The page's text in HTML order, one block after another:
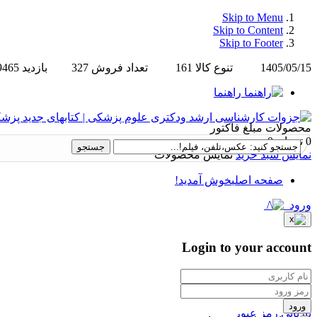
Skip to Menu
Skip to Content
Skip to Footer
1405/05/15 تنوع کالا 161 تعداد فروش 327 بازدید
راهنما
محصولات مبلغ فاکتور
0 تومان
0
نمایش سبد خرید نمایش محصولات
صفحه اصلیخوش آمدید!
ورود
Login to your account
ورود
بازیابی رمز عبور